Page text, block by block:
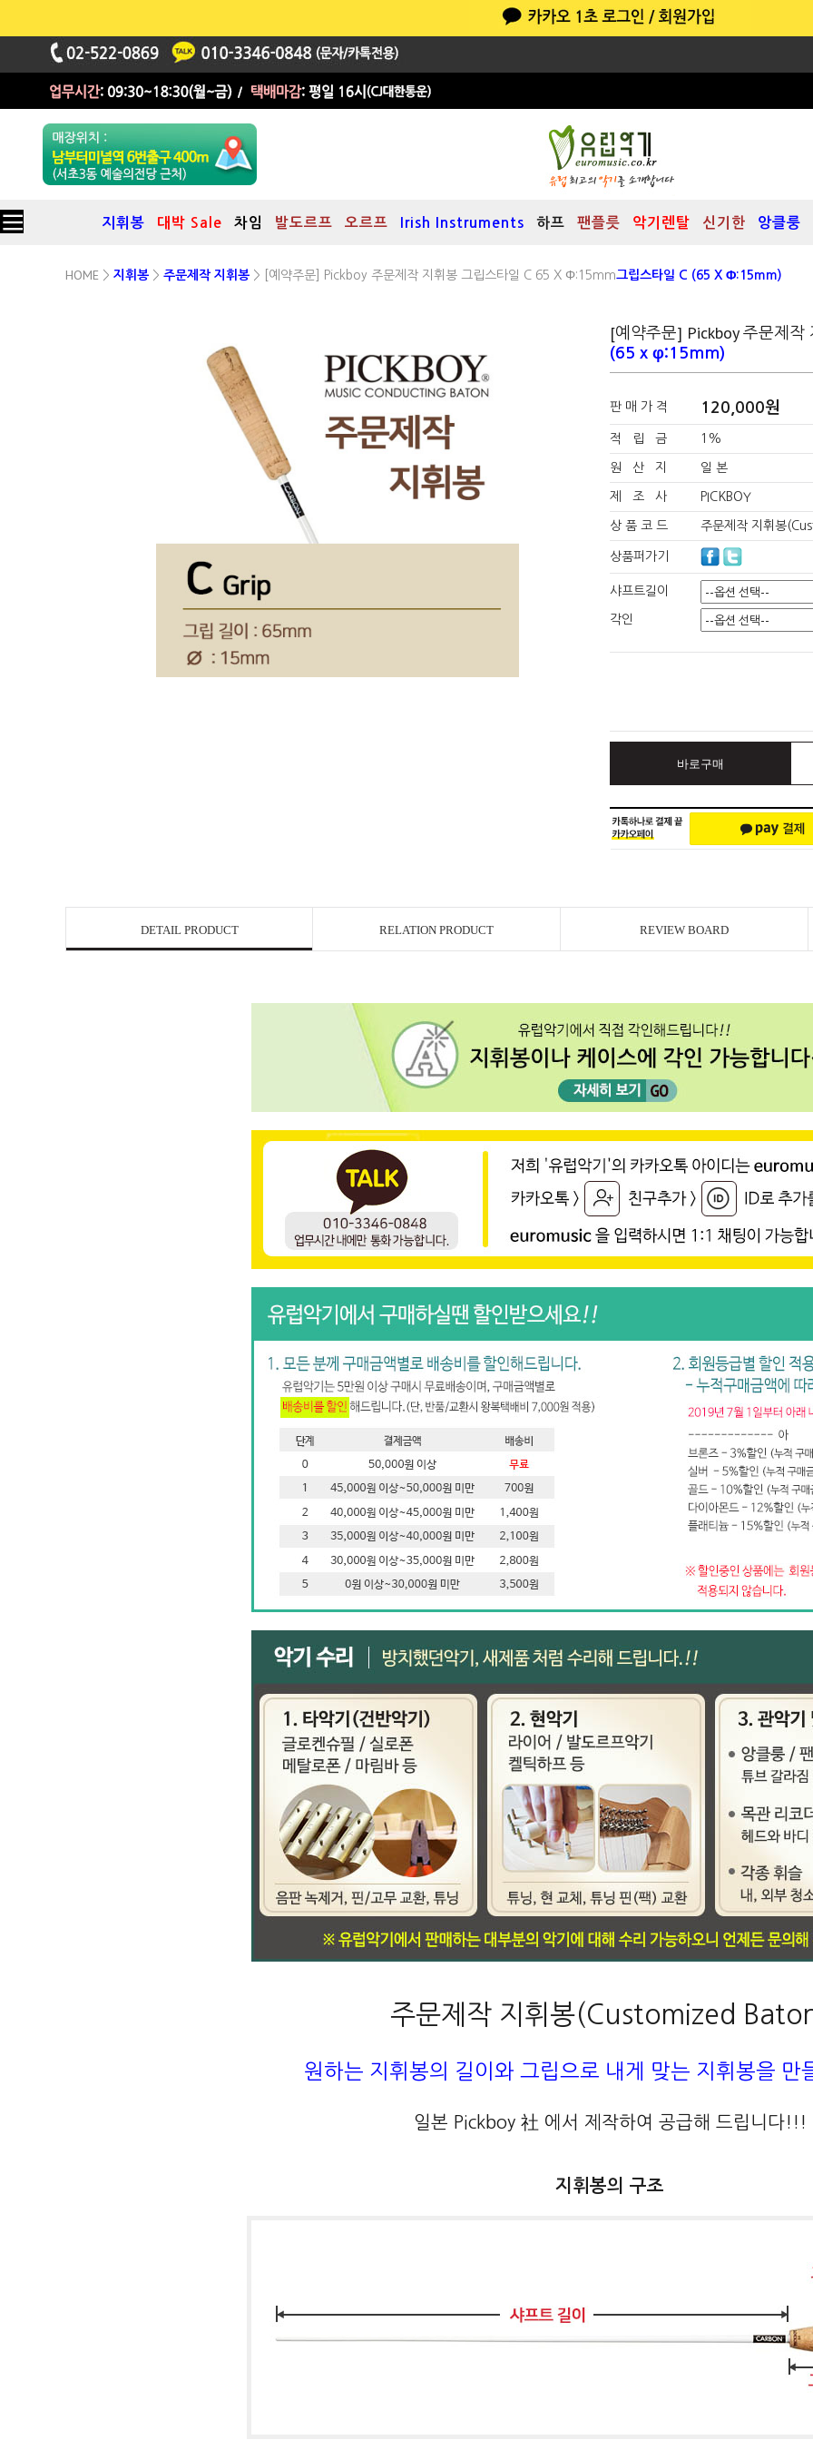
지휘봉 대박 Sale 차임 발도르프 오르프 Irish Instruments 하프 팬플릇 악기렌탈 신기한 앙클룽
HOME > 지휘봉 > 주문제작 지휘봉 > [예약주문] Pickboy 주문제작 지휘봉 그립스타일 C 65 X Φ:15mm그립스타일 C (65 X Φ:15mm)
[예약주문] Pickboy 주문제
(65 x φ:15mm)
판 매 가 격 120,000원
적 립 금 1%
원 산 지 일 본
제 조 사 PICKBOY
상 품 코 드 주문제작 지휘봉
상품퍼가기
샤프트길이
각인
바로구매
DETAIL PRODUCT RELATION PRODUCT REVIEW BOARD
주문제작 지휘봉(Customized
원하는 지휘봉의 길이와 그립으로 내게 맞는 지휘봉을 만
일본 Pickboy 社 에서 제작하여 공급해 드립니다!!!
지휘봉의 구조